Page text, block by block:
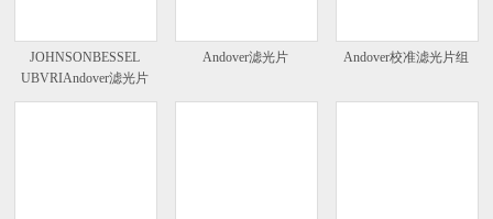
JOHNSONBESSEL
UBVRIAndover滤光片
Andover滤光片 Andover校准滤光片组